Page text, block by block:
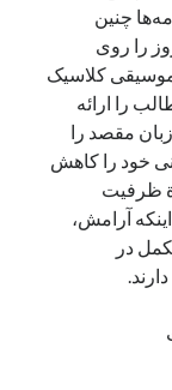
چنین
را روی
کلاسیک
را ارائه
مقصد را
خود را کاهش
ظرفیت
آرامش،
در